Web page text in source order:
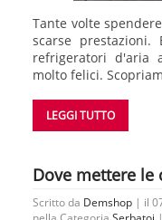
Tante volte
scarse prestazioni.
refrigeratori d'aria
molto felici.
LEGGI TUTTO
Dove mettere le
Scritto da Demshop | il